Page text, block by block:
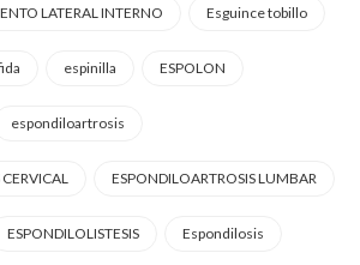
LATERAL INTERNO Esguince tobillo
espinilla ESPOLON
espondiloartrosis
ESPONDILOARTROSIS LUMBAR
ESPONDILOLISTESIS Espondilosis